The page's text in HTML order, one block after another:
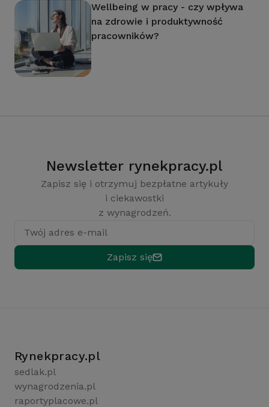
Wellbeing w pracy - czy wpływa
na zdrowie i produktywność
pracowników?
Newsletter rynekpracy.pl
Zapisz się i otrzymuj bezpłatne artykuły
i ciekawostki
z wynagrodzeń.
Twój adres e-mail
Zapisz się
Rynekpracy.pl
sedlak.pl
wynagrodzenia.pl
raportyplacowe.pl